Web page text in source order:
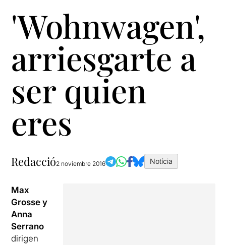
'Wohnwagen',
arriesgarte a
ser quien
eres
Redacció2 noviembre 2016 Notícia
Max
Grosse y
Anna
Serrano
dirigen